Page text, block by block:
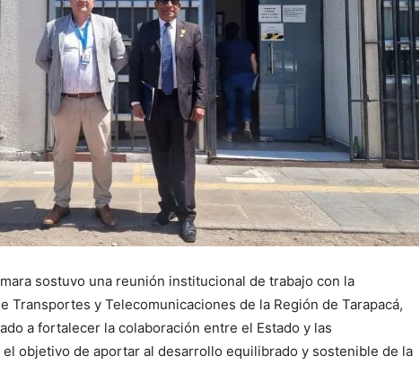
sostuvo una reunión institucional de trabajo con la
Transportes y Telecomunicaciones de la Región de Tarapacá,
a fortalecer la colaboración entre el Estado y las
objetivo de aportar al desarrollo equilibrado y sostenible de la